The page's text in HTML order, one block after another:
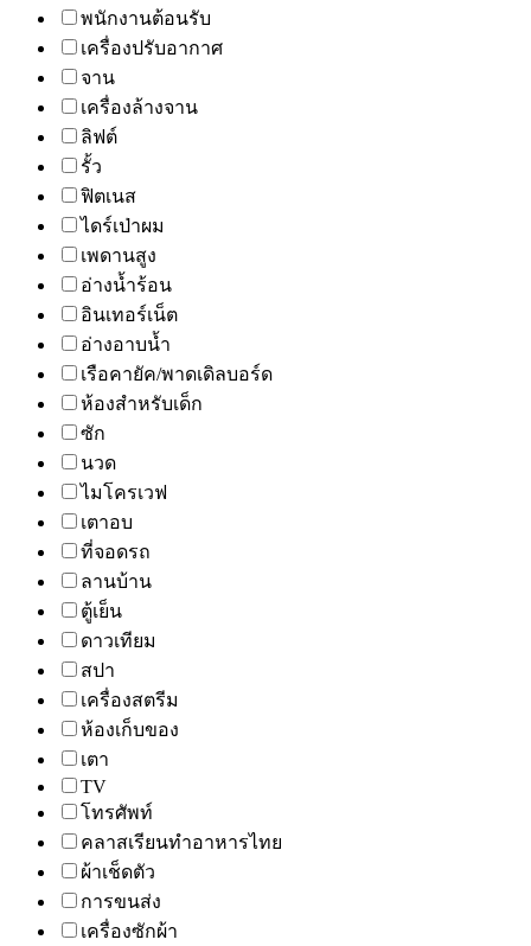
พนักงานต้อนรับ
เครื่องปรับอากาศ
จาน
เครื่องล้างจาน
ลิฟต์
รั้ว
ฟิตเนส
ไดร์เป่าผม
เพดานสูง
อ่างน้ำร้อน
อินเทอร์เน็ต
อ่างอาบน้ำ
เรือคายัค/พาดเดิลบอร์ด
ห้องสำหรับเด็ก
ซัก
นวด
ไมโครเวฟ
เตาอบ
ที่จอดรถ
ลานบ้าน
ตู้เย็น
ดาวเทียม
สปา
เครื่องสตรีม
ห้องเก็บของ
เตา
TV
โทรศัพท์
คลาสเรียนทำอาหารไทย
ผ้าเช็ดตัว
การขนส่ง
เครื่องซักผ้า